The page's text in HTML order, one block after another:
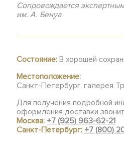
Сопровождается
им. А. Бенуа
Состояние: В хорошей
Местоположение:
Санкт-Петербург, галерея
Для получения подробной
оформления доставки
Москва:+7 (925) 963-62-21
Санкт-Петербург:+7 (800)